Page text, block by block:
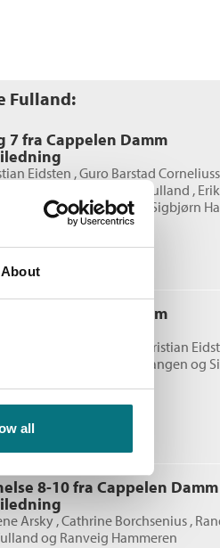
About
all
Fulland:
7 fra Cappelen Damm
Eidsten ,Guro Barstad
Randi Cathrine Fulland , Erik
Kjetil Nordengenog
Sigbjørn
6 fra Cappelen Damm
Svend Kristian
Erik Løkketangen og
8-10 fra Cappelen Damm
Arsky,Cathrine Borchsenius ,
og Ranveig Hammeren